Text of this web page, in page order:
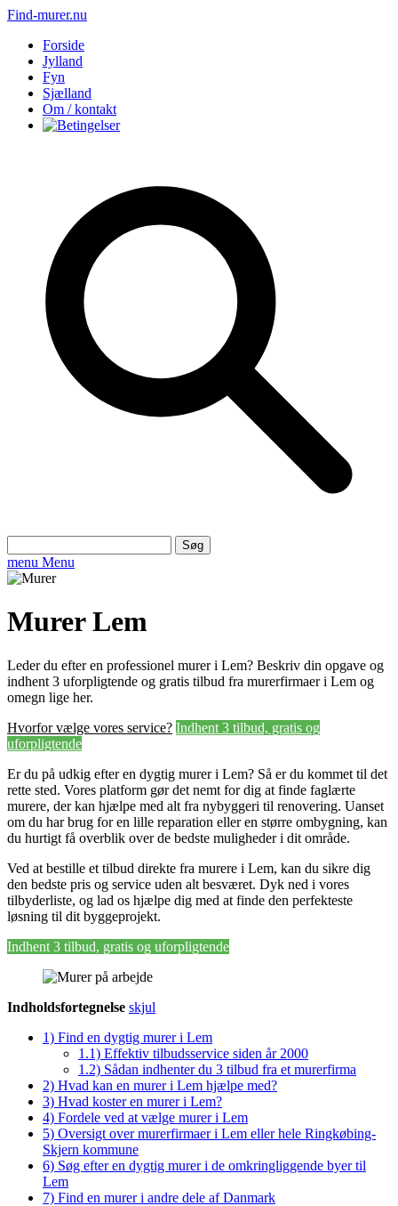
Find-murer.nu
Forside
Jylland
Fyn
Sjælland
Om / kontakt
efter:
menu Menu
Murer Lem
Leder du efter en professionel murer i Lem? Beskriv din opgave og
indhent 3 uforpligtende og gratis tilbud fra murerfirmaer i Lem og
omegn lige her.
Hvorfor vælge vores service? Indhent 3 tilbud, gratis og
uforpligtende
Er du på udkig efter en dygtig murer i Lem? Så er du kommet til det
rette sted. Vores platform gør det nemt for dig at finde faglærte
murere, der kan hjælpe med alt fra nybyggeri til renovering. Uanset
om du har brug for en lille reparation eller en større ombygning, kan
du hurtigt få overblik over de bedste muligheder i dit område.
Ved at bestille et tilbud direkte fra murere i Lem, kan du sikre dig
den bedste pris og service uden alt besværet. Dyk ned i vores
tilbyderliste, og lad os hjælpe dig med at finde den perfekteste
løsning til dit byggeprojekt.
Indhent 3 tilbud, gratis og uforpligtende
Indholdsfortegnelse skjul
1) Find en dygtig murer i Lem
1.1) Effektiv tilbudsservice siden år 2000
1.2) Sådan indhenter du 3 tilbud fra et murerfirma
2) Hvad kan en murer i Lem hjælpe med?
3) Hvad koster en murer i Lem?
4) Fordele ved at vælge murer i Lem
5) Oversigt over murerfirmaer i Lem eller hele Ringkøbing-
Skjern kommune
6) Søg efter en dygtig murer i de omkringliggende byer til
Lem
7) Find en murer i andre dele af Danmark